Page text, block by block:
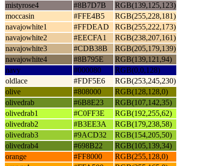
mistyrose4
#8B7D7B
RGB(139,125,123)
moccasin
#FFE4B5
RGB(255,228,181)
navajowhite1
#FFDEAD
RGB(255,222,173)
navajowhite2
#EECFA1
RGB(238,207,161)
navajowhite3
#CDB38B
RGB(205,179,139)
navajowhite4
#8B795E
RGB(139,121,94)
navy
#000080
RGB(0,0,128)
oldlace
#FDF5E6
RGB(253,245,230)
olive
#808000
RGB(128,128,0)
olivedrab
#6B8E23
RGB(107,142,35)
olivedrab1
#C0FF3E
RGB(192,255,62)
olivedrab2
#B3EE3A
RGB(179,238,58)
olivedrab3
#9ACD32
RGB(154,205,50)
olivedrab4
#698B22
RGB(105,139,34)
orange
#FF8000
RGB(255,128,0)